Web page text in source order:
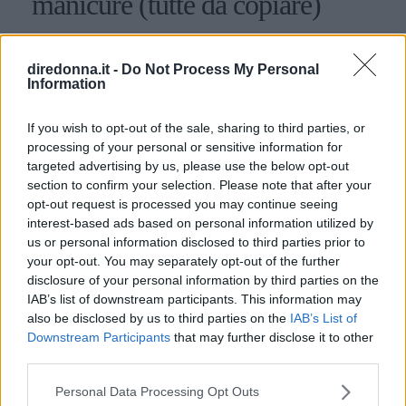
diredonna.it - Do Not Process My Personal
Information
If you wish to opt-out of the sale, sharing to third parties, or
processing of your personal or sensitive information for
targeted advertising by us, please use the below opt-out
section to confirm your selection. Please note that after your
opt-out request is processed you may continue seeing
interest-based ads based on personal information utilized by
us or personal information disclosed to third parties prior to
your opt-out. You may separately opt-out of the further
disclosure of your personal information by third parties on the
IAB’s list of downstream participants. This information may
also be disclosed by us to third parties on the IAB’s List of
Downstream Participants that may further disclose it to other
Please note that this website/app uses one or more Google
Personal Data Processing Opt Outs
Colori gentili ma vivaci anche per la nude manicure (che
diventa colorata) e per la nuova french manicure
completamente reinventata. Una perfetta celebrazione della